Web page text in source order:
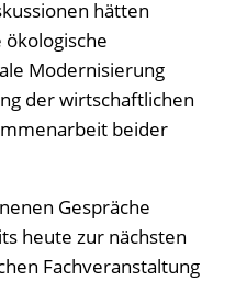
hätten
Modernisierung
der wirtschaftlichen
beider
Gespräche
heute zur nächsten
Fachveranstaltung